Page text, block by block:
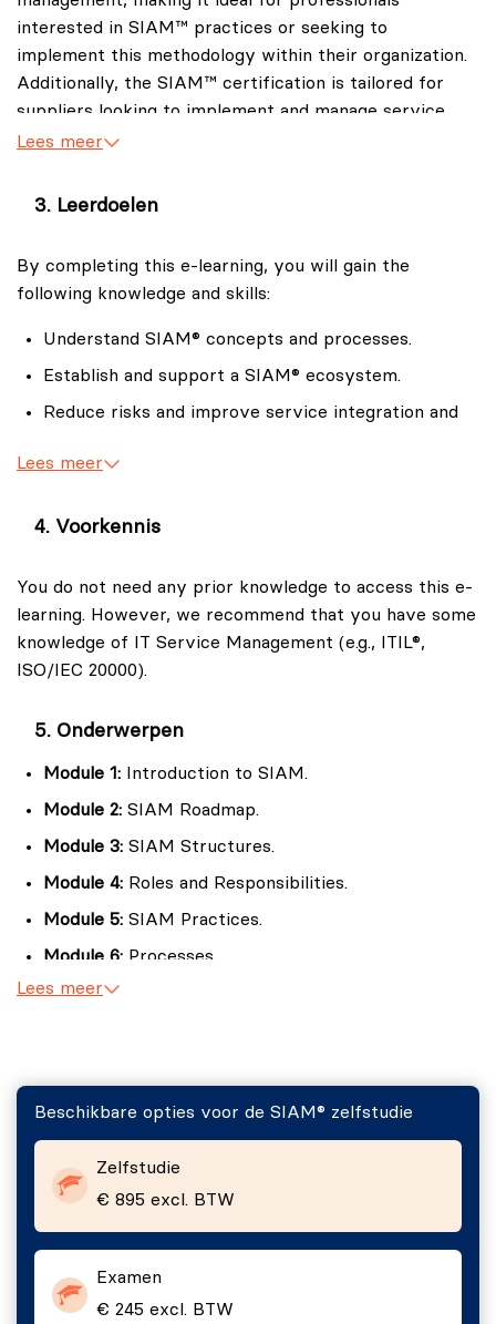
interested in SIAM™ practices or seeking to
implement this methodology within their organization.
Additionally, the SIAM™ certification is tailored for
suppliers looking to implement and manage service
integration and management models.
with the following objectives:
IT Managers
Oversee and manage IT services and service
Service Managers
Ensure service delivery aligns with business
requirements.
Coordinate projects involving multiple service
Consultants
practices.
IT Professionals
Develop skills in service integration and
management.
Understand the impact of SIAM on business
operations.
Process Managers
Optimize processes within a SIAM framework.
Vendor Managers
providers.
Lees meer
Leerdoelen
By completing this e-learning, you will gain the
following knowledge and skills:
Understand SIAM® concepts and processes.
Establish and support a SIAM® ecosystem.
Reduce risks and improve service integration and
Connect SIAM® with other practices for better
Exam Information:
Format: Multiple choice, 40 questions.
Duration: 60 minutes.
Closed Book.
Lees meer
Voorkennis
You do not need any prior knowledge to access this e-
learning. However, we recommend that you have some
knowledge of IT Service Management (e.g., ITIL®,
ISO/IEC 20000).
Onderwerpen
Module 1: Introduction to SIAM.
Module 2: SIAM Roadmap.
Module 3: SIAM Structures.
Module 4: Roles and Responsibilities.
Module 5: SIAM Practices.
Module 6: Processes.
Module 7:
Module 10: Trial Exam.
Lees meer
Beschikbare opties voor de SIAM® zelfstudie
Zelfstudie
€ 895 excl. BTW
Examen
€ 245 excl. BTW